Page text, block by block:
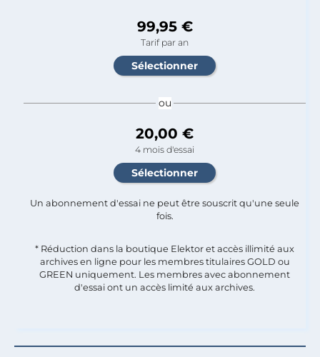
99,95 €
Tarif par an
ou
20,00 €
4 mois d'essai
Un abonnement d'essai ne peut être souscrit qu'une seule
fois.​
* Réduction dans la boutique Elektor et accès illimité aux
archives en ligne pour les membres titulaires GOLD ou
GREEN uniquement. Les membres avec abonnement
d'essai ont un accès limité aux archives.